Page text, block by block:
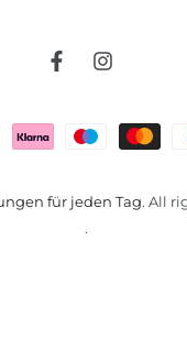
FacebookInstagram
für jeden Tag. All
.